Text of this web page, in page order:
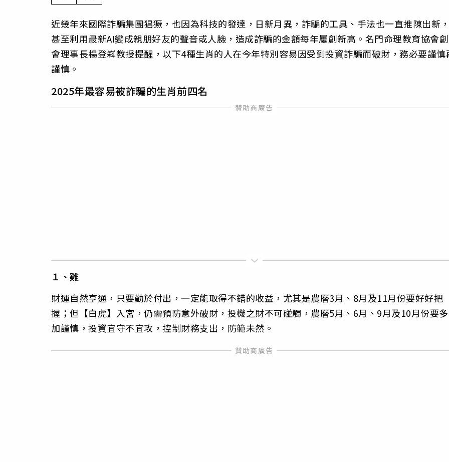
近幾年來國際詐騙集團猖獗，也因為科技的發達，日新月異，詐騙的工具、手法也一直推陳出新
甚至利用最新AI變成親朋好友的聲音或人臉，造成詐騙的金額每年屢創新高。名門命理教育協會創
會理事長楊登嵙教授提醒，以下4種生肖的人在今年特別容易因受到投資詐騙而破財，務必要謹慎
謹慎。
2025年最容易被詐騙的生肖前四名
１、雞
財運自然亨通，只要勤於付出，一定能取得不錯的收益，尤其是農曆3月、8月及11月份要好好把
握；但【白虎】入宮，仍需預防意外破財，投機之財不可碰觸，農曆5月、6月、9月及10月份要多
加謹慎，投資宜守不宜攻，控制財務支出，防範未然。